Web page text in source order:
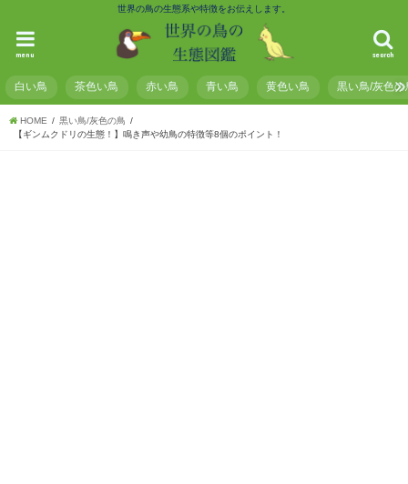
世界の鳥の生態系や特徴をお伝えします。
search
menu
白い鳥 茶色い鳥 赤い鳥 青い鳥 黄色い鳥 黒い鳥/灰色の
HOME
黒い鳥/灰色の鳥
【ギンムクドリの生態！】鳴き声や幼鳥の特徴等8個のポイント！